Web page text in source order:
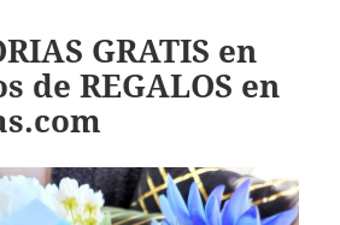
GRATIS en
de REGALOS en